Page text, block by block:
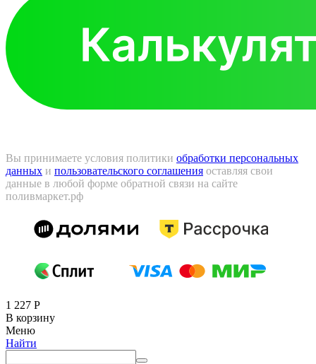
Вы принимаете условия политики обработки персональных
данных и пользовательского соглашения оставляя свои
данные в любой форме обратной связи на сайте
поливмаркет.рф
1 227 Р
В корзину
Меню
Найти